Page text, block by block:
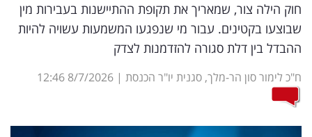
שיווק
ופרסום
משפט
מדדים
ומחקרים
חוק הילה צור, שמאריך את תקופת ההתיישנות בעבירות מין
שבוצעו בקטינים. עבור מי שנפגעו המשמעות עשויה להיות
ההבדל בין דלת סגורה להזדמנות לצדק
ח"כ לימור סון הר-מלך, סגנית יו"ר הכנסת |
8/7/2026
12:46